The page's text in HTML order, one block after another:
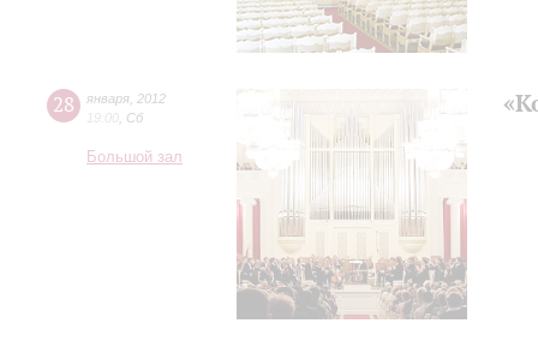
28 января 2012
19:00 Сб
Большой зал